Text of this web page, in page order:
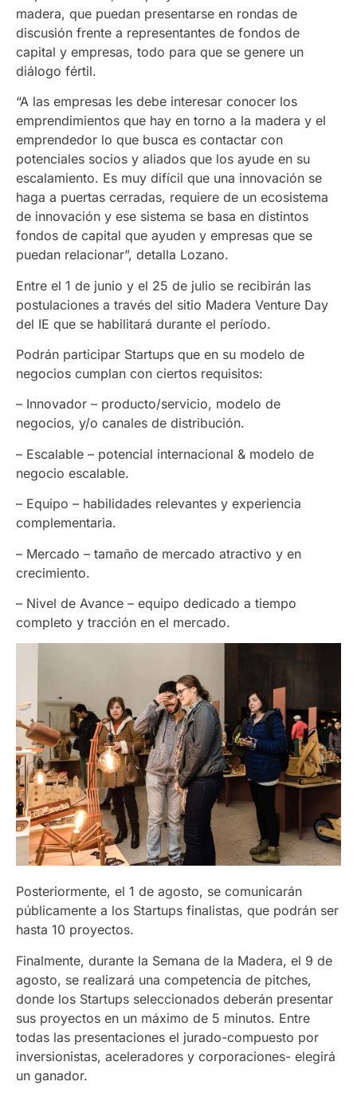
madera, que puedan presentarse en rondas de
discusión frente a representantes de fondos de
capital y empresas, todo para que se genere un
diálogo fértil.
“A las empresas les debe interesar conocer los
emprendimientos que hay en torno a la madera y el
emprendedor lo que busca es contactar con
potenciales socios y aliados que los ayude en su
escalamiento. Es muy difícil que una innovación se
haga a puertas cerradas, requiere de un ecosistema
de innovación y ese sistema se basa en distintos
fondos de capital que ayuden y empresas que se
puedan relacionar”, detalla Lozano.
Entre el 1 de junio y el 25 de julio se recibirán las
postulaciones a través del sitio Madera Venture Day
del IE que se habilitará durante el período.
Podrán participar Startups que en su modelo de
negocios cumplan con ciertos requisitos:
– Innovador – producto/servicio, modelo de
negocios, y/o canales de distribución.
– Escalable – potencial internacional & modelo de
negocio escalable.
– Equipo – habilidades relevantes y experiencia
complementaria.
– Mercado – tamaño de mercado atractivo y en
crecimiento.
– Nivel de Avance – equipo dedicado a tiempo
completo y tracción en el mercado.
Posteriormente, el 1 de agosto, se comunicarán
públicamente a los Startups finalistas, que podrán ser
hasta 10 proyectos.
Finalmente, durante la Semana de la Madera, el 9 de
agosto, se realizará una competencia de pitches,
donde los Startups seleccionados deberán presentar
sus proyectos en un máximo de 5 minutos. Entre
todas las presentaciones el jurado-compuesto por
inversionistas, aceleradores y corporaciones- elegirá
un ganador.